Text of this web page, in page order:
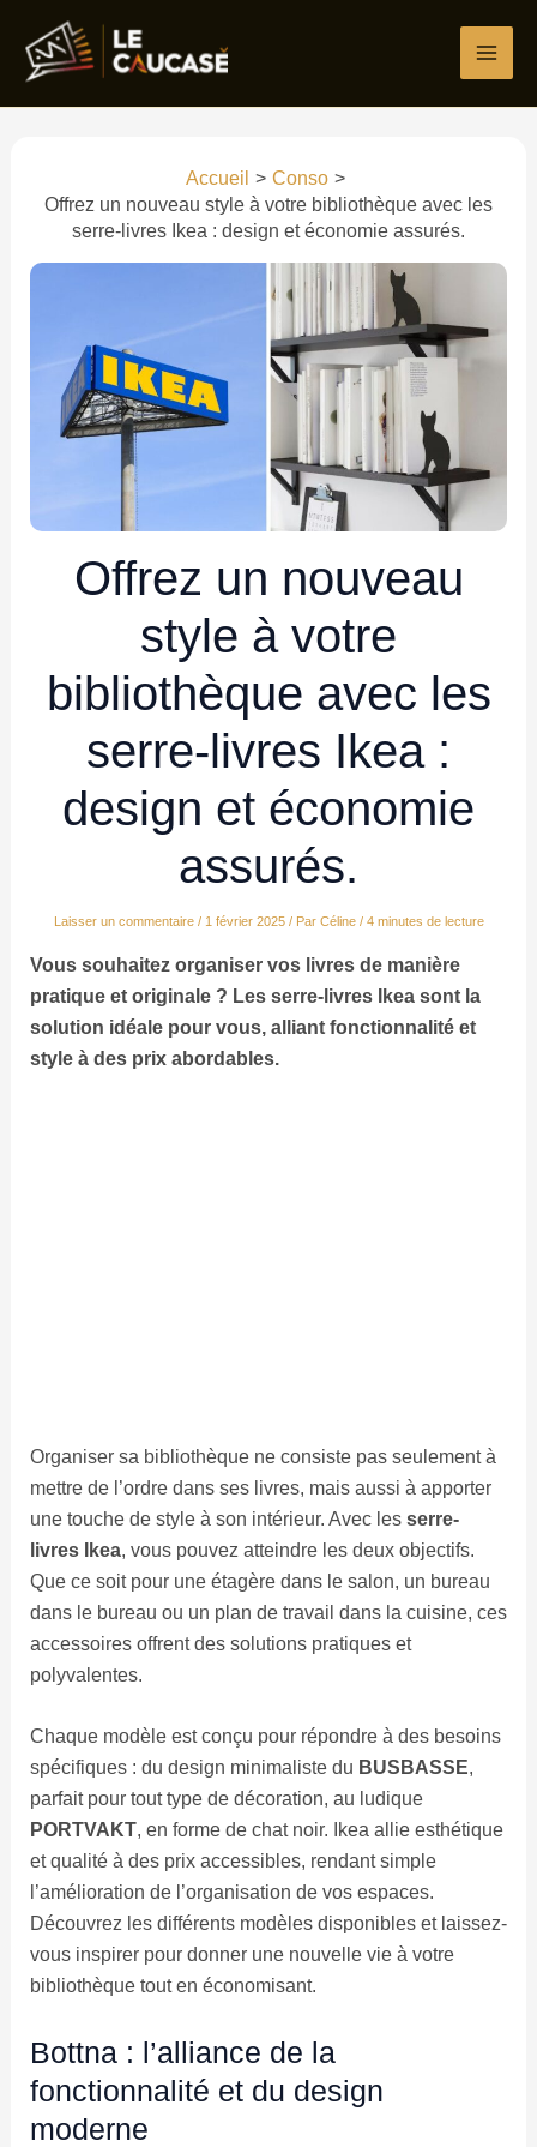
contenu
Accueil
Conso
Offrez un nouveau style à votre bibliothèque avec les
serre-livres Ikea : design et économie assurés.
Offrez un nouveau
style à votre
bibliothèque avec les
serre-livres Ikea :
design et économie
assurés.
Laisser un commentaire / 1 février 2025 / Par Céline / 4 minutes de lecture
Vous souhaitez organiser vos livres de manière
pratique et originale ? Les serre-livres Ikeasont la
solution idéale pour vous, alliant fonctionnalité et
style à des prix abordables.
Organiser sa bibliothèque ne consiste pas seulement à
mettre de l’ordre dans ses livres, mais aussi à apporter
une touche de style à son intérieur. Avec les serre-
livres Ikea, vous pouvez atteindre les deux objectifs.
Que ce soit pour une étagère dans le salon, un bureau
dans le bureau ou un plan de travail dans la cuisine, ces
accessoires offrent des solutions pratiques et
polyvalentes.
Chaque modèle est conçu pour répondre à des besoins
spécifiques : du design minimaliste du BUSBASSE,
parfait pour tout type de décoration, au ludique
PORTVAKT, en forme de chat noir. Ikea allie esthétique
et qualité à des prix accessibles, rendant simple
l’amélioration de l’organisation de vos espaces.
Découvrez les différents modèles disponibles et laissez-
vous inspirer pour donner une nouvelle vie à votre
bibliothèque tout en économisant.
Bottna : l’alliance de la
fonctionnalité et du design
moderne
ici…
mail*